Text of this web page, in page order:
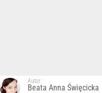
Autor:
Beata Anna Święcicka